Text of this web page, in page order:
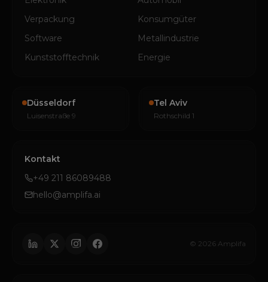
Verpackung
Konsumgüter
Software
Metallindustrie
Kunststofftechnik
Energie
Düsseldorf
Luisenstraße 9
Tel Aviv
Rothschild 1
Kontakt
+49 211 86089488
hello@amplifa.ai
© 2026 Amplifa